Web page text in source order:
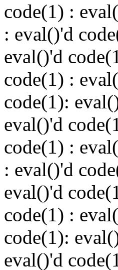
code(1) :
: eval()'d
eval()'d
code(1) :
code(1):
eval()'d
code(1) :
: eval()'d
eval()'d
code(1) :
code(1):
eval()'d